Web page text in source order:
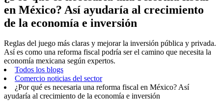
en México? Así ayudaría al crecimiento
de la economía e inversión
Reglas del juego más claras y mejorar la inversión pública y privada.
Así es como una reforma fiscal podría ser el camino que necesita la
economía mexicana según expertos.
Todos los blogs
Comercio noticias del sector
¿Por qué es necesaria una reforma fiscal en México? Así
ayudaría al crecimiento de la economía e inversión